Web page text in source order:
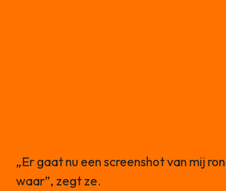
„Er gaat nu een screenshot van mij
waar”, zegt ze.